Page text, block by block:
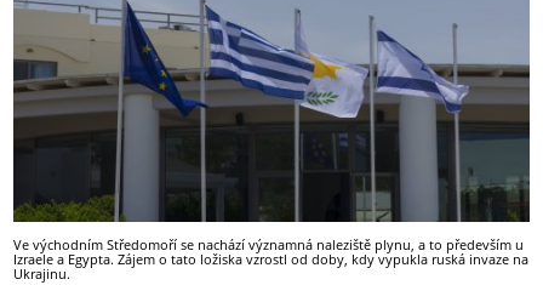
Ve východním Středomoří se nachází významná naleziště plynu, a to především u
Izraele a Egypta. Zájem o tato ložiska vzrostl od doby, kdy vypukla ruská invaze na
Ukrajinu.